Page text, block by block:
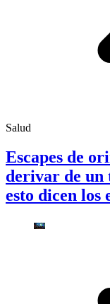
Salud
Escapes de
derivar de un
esto dicen los